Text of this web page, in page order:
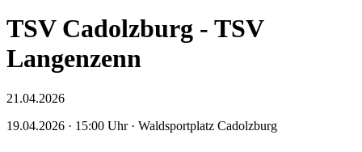
TSV Cadolzburg - TSV
Langenzenn
21.04.2026
19.04.2026 · 15:00 Uhr· Waldsportplatz Cadolzburg